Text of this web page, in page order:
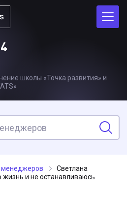
школы «Точка развития» и
менеджеров
Светлана
и не останавливаюсь